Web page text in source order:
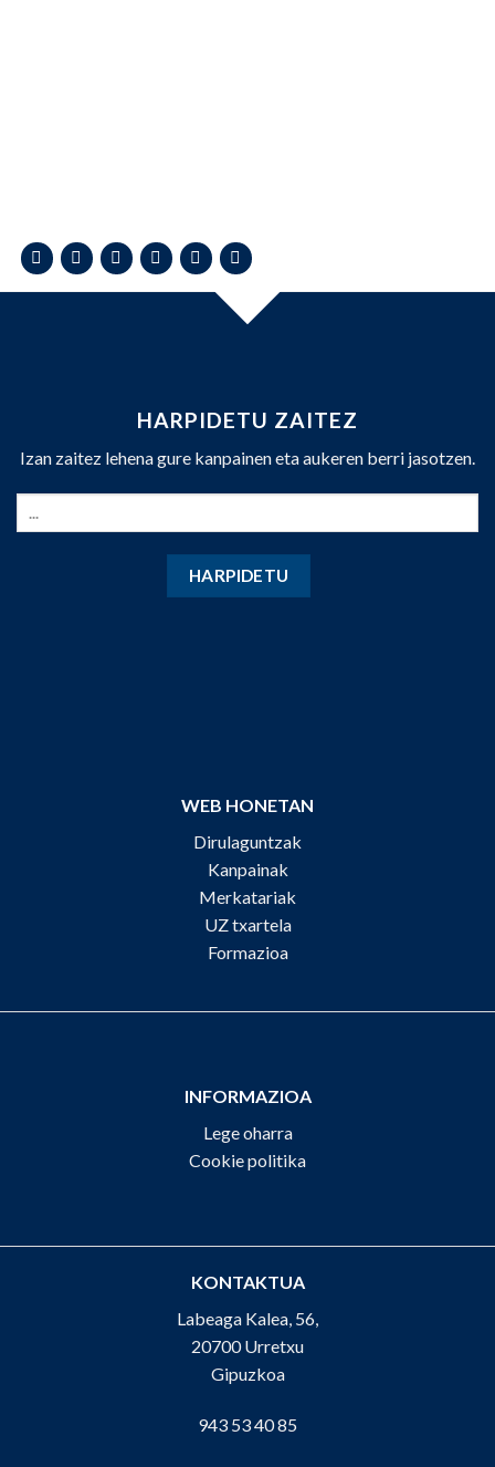
HARPIDETU ZAITEZ
Izan zaitez lehena gure kanpainen eta aukeren berri jasotzen.
WEB HONETAN
Dirulaguntzak
Kanpainak
Merkatariak
UZ txartela
Formazioa
INFORMAZIOA
Lege oharra
Cookie politika
KONTAKTUA
Labeaga Kalea, 56,
20700 Urretxu
Gipuzkoa
943 53 40 85